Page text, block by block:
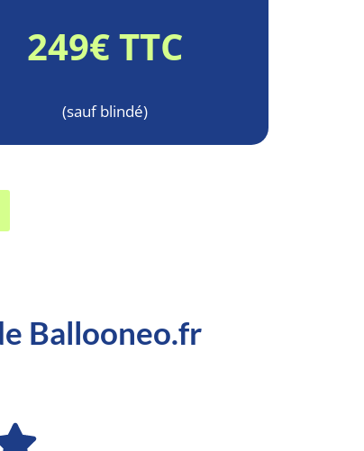
249€ TTC
(sauf blindé)
Ballooneo.fr